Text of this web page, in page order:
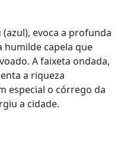
(azul), evoca a profunda
humilde capela que
A faixeta ondada,
a riqueza
especial o córrego da
a cidade.